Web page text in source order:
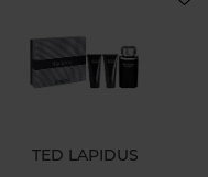
TED LAPIDUS